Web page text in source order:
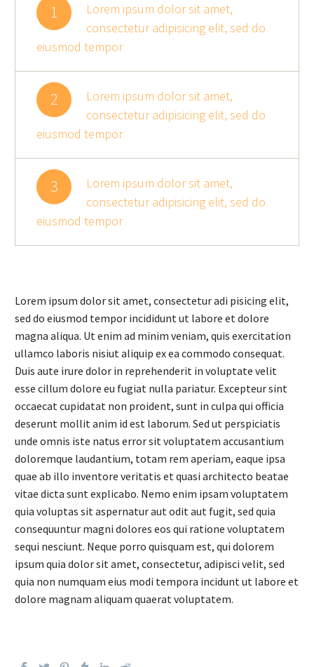
1
Lorem ipsum dolor sit amet,
consectetur adipisicing elit, sed do
eiusmod tempor
2
Lorem ipsum dolor sit amet,
consectetur adipisicing elit, sed do
eiusmod tempor
3
Lorem ipsum dolor sit amet,
consectetur adipisicing elit, sed do
eiusmod tempor
Lorem ipsum dolor sit amet, consectetur adi pisicing elit,
sed do eiusmod tempor incididunt ut labore et dolore
magna aliqua. Ut enim ad minim veniam, quis exercitation
ullamco laboris nisiut aliquip ex ea commodo consequat.
Duis aute irure dolor in reprehenderit in voluptate velit
esse cillum dolore eu fugiat nulla pariatur. Excepteur sint
occaecat cupidatat non proident, sunt in culpa qui officia
deserunt mollit anim id est laborum. Sed ut perspiciatis
unde omnis iste natus error sit voluptatem accusantium
doloremque laudantium, totam rem aperiam, eaque ipsa
quae ab illo inventore veritatis et quasi architecto beatae
vitae dicta sunt explicabo. Nemo enim ipsam voluptatem
quia voluptas sit aspernatur aut odit aut fugit, sed quia
consequuntur magni dolores eos qui ratione voluptatem
sequi nesciunt. Neque porro quisquam est, qui dolorem
ipsum quia dolor sit amet, consectetur, adipisci velit, sed
quia non numquam eius modi tempora incidunt ut labore et
dolore magnam aliquam quaerat voluptatem.